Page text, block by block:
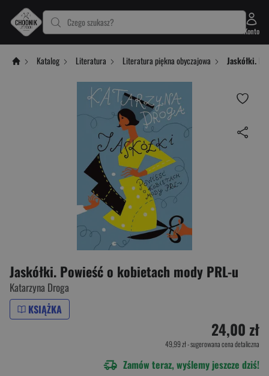
Czego szukasz?
Konto
Katalog Literatura Literatura piękna obyczajowa Jaskółki.
Jaskółki. Powieść o kobietach mody PRL-u
Katarzyna Droga
KSIĄŻKA
24,00 zł
49,99 zł- sugerowana cena detaliczna
Zamów teraz, wyślemy jeszcze dziś!